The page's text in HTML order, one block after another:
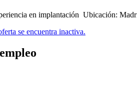
en implantación Ubicación:
se encuentra inactiva.